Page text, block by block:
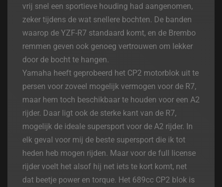
vrij snel een sportieve houding had aangenomen,
zeker tijdens de wat snellere bochten. De banden
waarop de YZF-R7 standaard komt, en de Brembo
remmen geven ook genoeg vertrouwen om lekker
door de bocht te hangen.
Yamaha heeft geprobeerd het CP2 motorblok uit te
persen voor zoveel mogelijk vermogen voor de R7,
maar hem toch beschikbaar te houden voor een A2
rijder. Daar ligt ook de sterke kant van de R7,
mogelijk de ideale supersport voor de A2 rijder. In
elk geval voor mij de beste supersport die ik tot
heden heb mogen rijden. Maar voor de full license
rijder voelt het alsof hij net iets te kort komt, net
dat beetje power en torque. Het 689cc CP2 blok is